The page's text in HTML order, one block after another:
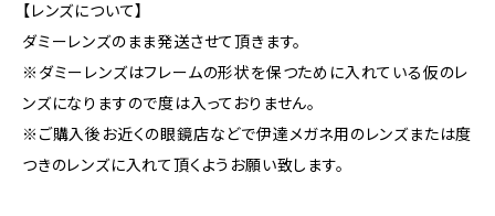
【レンズについて】
ダミーレンズのまま発送させて頂きます。
※ダミーレンズはフレームの形状を保つために入れている仮のレ
ンズになりますので度は入っておりません。
※ご購入後お近くの眼鏡店などで伊達メガネ用のレンズまたは度
つきのレンズに入れて頂くようお願い致します。